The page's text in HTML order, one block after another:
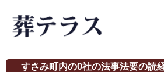
すさみ町内の0社の法事法要の読